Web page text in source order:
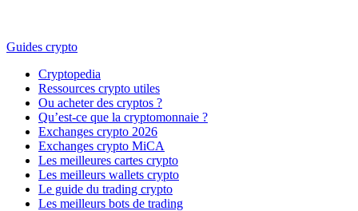
Guides crypto
Cryptopedia
Ressources crypto utiles
Ou acheter des cryptos ?
Qu’est-ce que la cryptomonnaie ?
Exchanges crypto 2026
Exchanges crypto MiCA
Les meilleures cartes crypto
Les meilleurs wallets crypto
Le guide du trading crypto
Les meilleurs bots de trading